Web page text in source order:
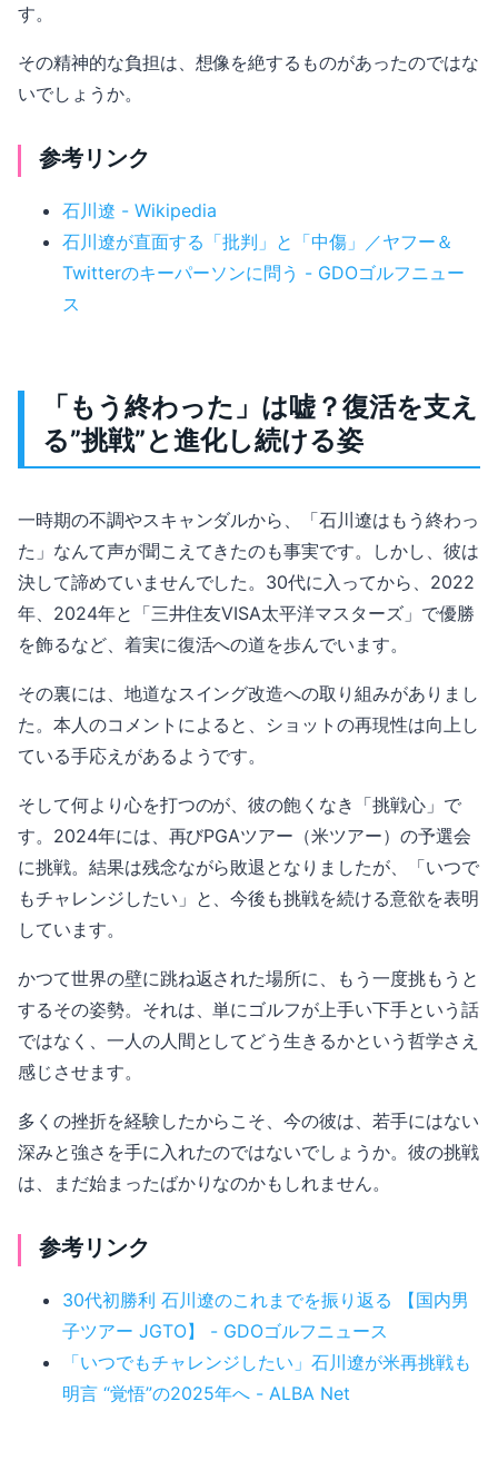
す。
その精神的な負担は、想像を絶するものがあったのではな
いでしょうか。
参考リンク
石川遼 - Wikipedia
石川遼が直面する「批判」と「中傷」／ヤフー＆
Twitterのキーパーソンに問う - GDOゴルフニュー
ス
「もう終わった」は嘘？復活を支え
る”挑戦”と進化し続ける姿
一時期の不調やスキャンダルから、「石川遼はもう終わっ
た」なんて声が聞こえてきたのも事実です。しかし、彼は
決して諦めていませんでした。30代に入ってから、2022
年、2024年と「三井住友VISA太平洋マスターズ」で優勝
を飾るなど、着実に復活への道を歩んでいます。
その裏には、地道なスイング改造への取り組みがありまし
た。本人のコメントによると、ショットの再現性は向上し
ている手応えがあるようです。
そして何より心を打つのが、彼の飽くなき「挑戦心」で
す。2024年には、再びPGAツアー（米ツアー）の予選会
に挑戦。結果は残念ながら敗退となりましたが、「いつで
もチャレンジしたい」と、今後も挑戦を続ける意欲を表明
しています。
かつて世界の壁に跳ね返された場所に、もう一度挑もうと
するその姿勢。それは、単にゴルフが上手い下手という話
ではなく、一人の人間としてどう生きるかという哲学さえ
感じさせます。
多くの挫折を経験したからこそ、今の彼は、若手にはない
深みと強さを手に入れたのではないでしょうか。彼の挑戦
は、まだ始まったばかりなのかもしれません。
参考リンク
30代初勝利 石川遼のこれまでを振り返る 【国内男
子ツアー JGTO】 - GDOゴルフニュース
「いつでもチャレンジしたい」石川遼が米再挑戦も
明言 “覚悟”の2025年へ - ALBA Net